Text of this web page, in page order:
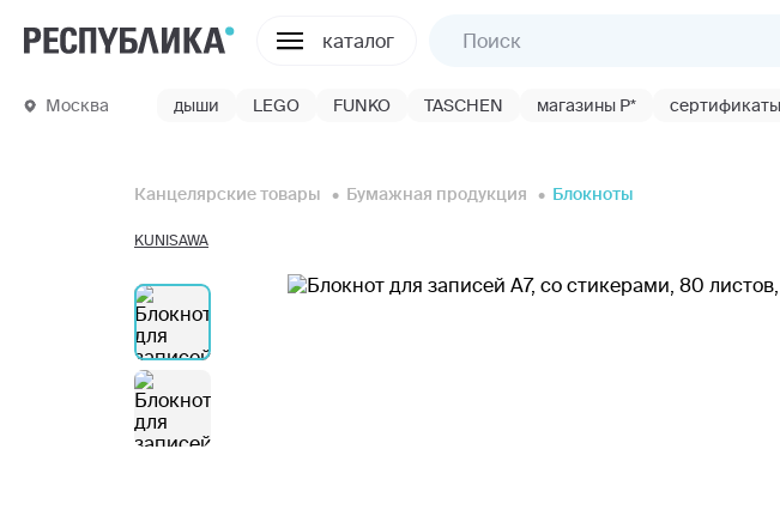
каталог
Москва дыши LEGO FUNKO TASCHEN магазины Р* сертификаты
Канцелярские товары Бумажная продукция Блокноты
KUNISAWA